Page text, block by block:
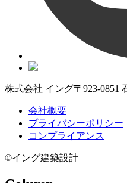
株式会社 イング〒923-0851
会社概要
プライバシーポリシー
コンプライアンス
©イング建築設計